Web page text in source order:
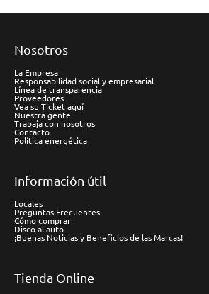
Nosotros
La Empresa
Responsabilidad social y empresarial
Línea de transparencia
Proveedores
Vea su Ticket aquí
Nuestra gente
Trabaja con nosotros
Contacto
Política energética
Información útil
Locales
Preguntas Frecuentes
Cómo comprar
Disco al auto
¡Buenas Noticias y Beneficios de las Marcas!
Tienda Online